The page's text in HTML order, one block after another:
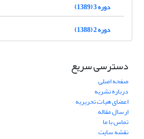
دوره 3 (1389)
دوره 2 (1388)
دسترسی سریع
صفحه اصلی
درباره نشریه
اعضای هیات تحریریه
ارسال مقاله
تماس با ما
نقشه سایت